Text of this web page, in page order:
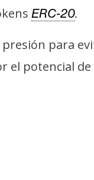
ERC-20.
presión para
potencial